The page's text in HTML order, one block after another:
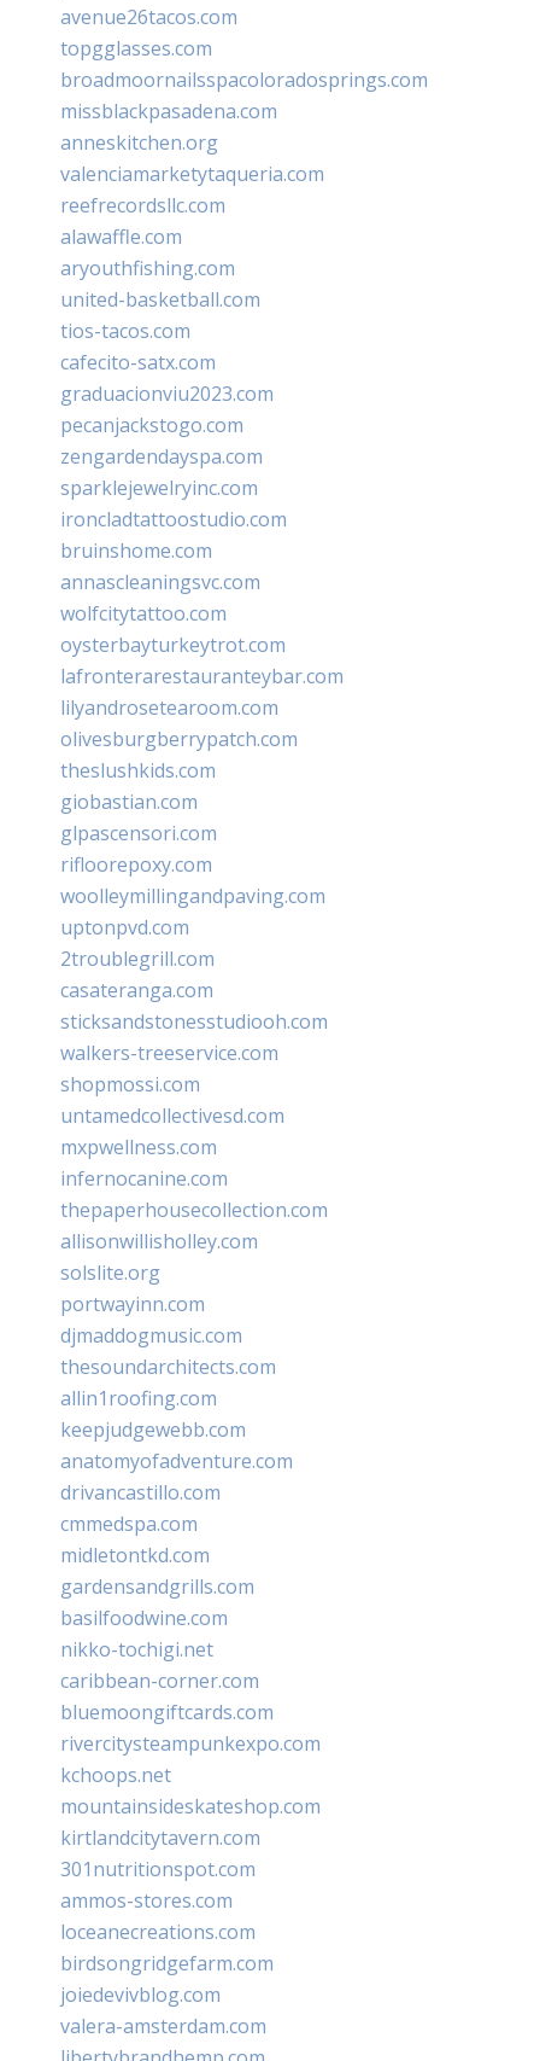
avenue26tacos.com
topgglasses.com
broadmoornailsspacoloradosprings.com
missblackpasadena.com
anneskitchen.org
valenciamarketytaqueria.com
reefrecordsllc.com
alawaffle.com
aryouthfishing.com
united-basketball.com
tios-tacos.com
cafecito-satx.com
graduacionviu2023.com
pecanjackstogo.com
zengardendayspa.com
sparklejewelryinc.com
ironcladtattoostudio.com
bruinshome.com
annascleaningsvc.com
wolfcitytattoo.com
oysterbayturkeytrot.com
lafronterarestauranteybar.com
lilyandrosetearoom.com
olivesburgberrypatch.com
theslushkids.com
giobastian.com
glpascensori.com
rifloorepoxy.com
woolleymillingandpaving.com
uptonpvd.com
2troublegrill.com
casateranga.com
sticksandstonesstudiooh.com
walkers-treeservice.com
shopmossi.com
untamedcollectivesd.com
mxpwellness.com
infernocanine.com
thepaperhousecollection.com
allisonwillisholley.com
solslite.org
portwayinn.com
djmaddogmusic.com
thesoundarchitects.com
allin1roofing.com
keepjudgewebb.com
anatomyofadventure.com
drivancastillo.com
cmmedspa.com
midletontkd.com
gardensandgrills.com
basilfoodwine.com
nikko-tochigi.net
caribbean-corner.com
bluemoongiftcards.com
rivercitysteampunkexpo.com
kchoops.net
mountainsideskateshop.com
kirtlandcitytavern.com
301nutritionspot.com
ammos-stores.com
loceanecreations.com
birdsongridgefarm.com
joiedevivblog.com
valera-amsterdam.com